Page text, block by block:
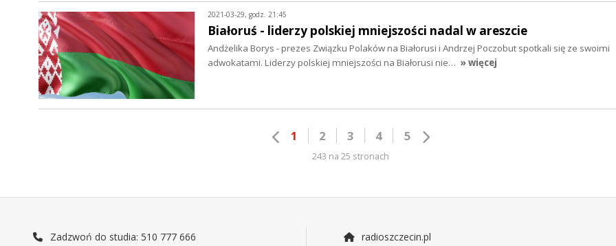
2021-03-29, godz. 21:45
Białoruś - liderzy polskiej mniejszości nadal w areszcie
Andżelika Borys - prezes Związku Polaków na Białorusi i Andrzej Poczobut spotkali się ze swoimi
adwokatami. Liderzy polskiej mniejszości na Białorusi nie… » więcej
1 2 3 4 5
243 na 25 stronach
Zadzwoń do studia: 510 777 666
radioszczecin.pl